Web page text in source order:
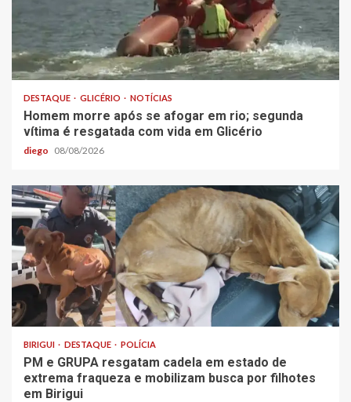
DESTAQUE GLICÉRIO NOTÍCIAS
Homem morre após se afogar em rio; segunda
vítima é resgatada com vida em Glicério
diego 08/08/2026
BIRIGUI DESTAQUE POLÍCIA
PM e GRUPA resgatam cadela em estado de
extrema fraqueza e mobilizam busca por filhotes
em Birigui